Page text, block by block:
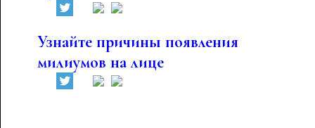
Узнайте причины появления
милиумов на лице